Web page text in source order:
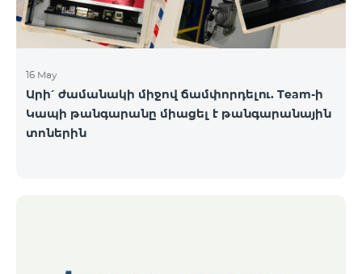
16 May
Արի՛ ժամանակի միջով ճամփորդելու. Team-ի
Կապի թանգարանը միացել է թանգարանային
տոներին